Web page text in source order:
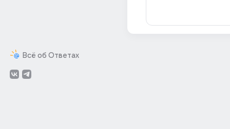
Всё об Ответах